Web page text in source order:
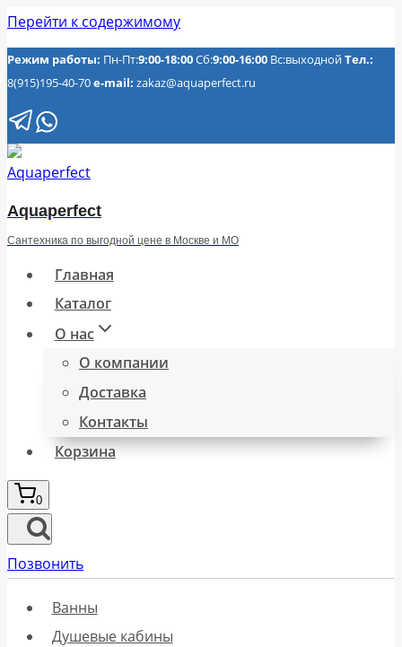
Перейти к содержимому
Режим работы: Пн-Пт:9:00-18:00Сб:9:00-16:00 Вс:выходнойТел.:
8(915)195-40-70e-mail: zakaz@aquaperfect.ru
Aquaperfect
Сантехника по выгодной цене в Москве и МО
Главная
Каталог
О нас
О компании
Доставка
Контакты
Корзина
0
Позвонить
Ванны
Душевые кабины